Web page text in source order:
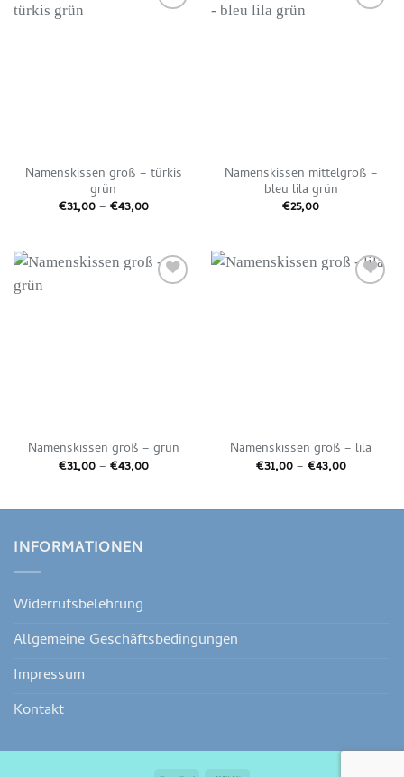
Namenskissen groß – türkis
grün
€31,00– €43,00Preisspanne:
Namenskissen mittelgroß –
bleu lila grün
€25,00
Namenskissen groß – grün
€31,00– €43,00Preisspanne:
€43,00
Namenskissen groß – lila
€31,00– €43,00
€43,00
INFORMATIONEN
Widerrufsbelehrung
Allgemeine Geschäftsbedingungen
Impressum
Kontakt